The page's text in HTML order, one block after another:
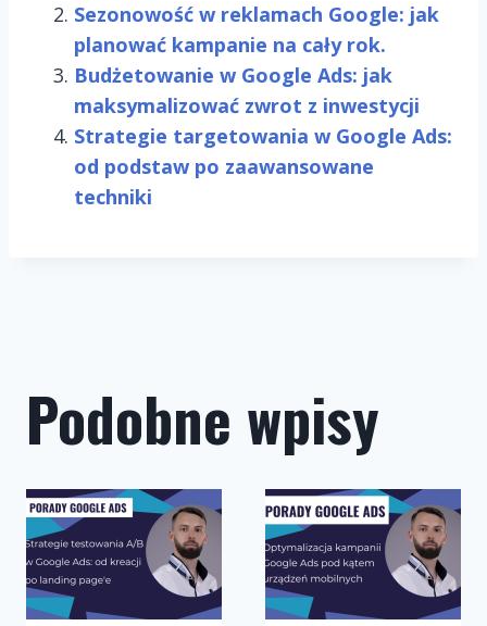
Sezonowość w reklamach Google: jak
planować kampanie na cały rok.
Budżetowanie w Google Ads: jak
maksymalizować zwrot z inwestycji
Strategie targetowania w Google Ads:
od podstaw po zaawansowane
techniki
Podobne wpisy